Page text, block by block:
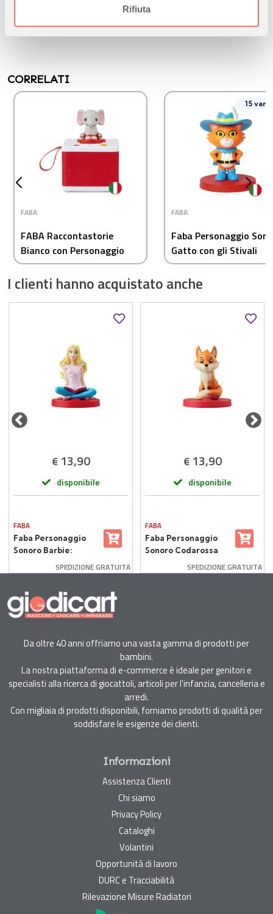
informazioni sul modo in cui utilizza il nostro sito con i
nostri partner che si occupano di analisi dei dati web,
pubblicità e social media, i quali potrebbero combinarle
Rifiuta
CORRELATI
FABA
FABA Raccontastorie
Bianco con Personaggio
Sonoro Ele l'Elefante
15
FABA
Faba Personaggio
Gatto con gli Stivali
I clienti hanno acquistato anche
€ 13,90
disponibile
FABA
Faba Personaggio
Sonoro Barbie:
SPEDIZIONE GRATUITA
€ 13,90
disponibile
FABA
Faba Personaggio
Sonoro Codarossa
SPEDIZIONE GRATUITA
Da oltre 40 anni offriamo una vasta gamma di prodotti per
bambini.
La nostra piattaforma di e-commerce è ideale per genitori e
specialisti alla ricerca di giocattoli, articoli per l'infanzia, cancelleria e
arredi.
Con migliaia di prodotti disponibili, forniamo prodotti di qualità per
soddisfare le esigenze dei clienti.
Informazioni
Assistenza Clienti
Chi siamo
Privacy Policy
Cataloghi
Volantini
Opportunità di lavoro
DURC e Tracciabilità
Rilevazione Misure Radiatori